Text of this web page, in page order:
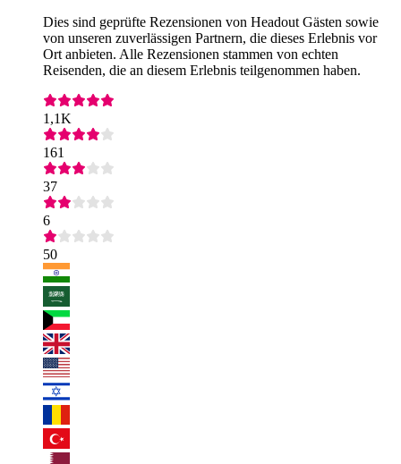
Dies sind geprüfte Rezensionen von Headout Gästen sowie
von unseren zuverlässigen Partnern, die dieses Erlebnis vor
Ort anbieten. Alle Rezensionen stammen von echten
Reisenden, die an diesem Erlebnis teilgenommen haben.
1,1K
161
37
6
50